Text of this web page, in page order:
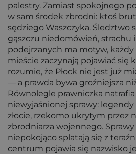
palestry. Zamiast spokojnego
w sam środek zbrodni: ktoś
sędziego Waszczyka. Śledztwo
gąszczu niedomówień, strachu i
podejrzanych ma motyw, każdy
mieście zaczynają pojawiać się
rozumie, że Płock nie jest już
— a prawda bywa groźniejsza
Równolegle prawniczka
niewyjaśnionej sprawy:
złocie, rzekomo ukrytym przez
zbrodniarza wojennego.
niepokojąco splatają się z
centrum pojawia się nazwisko